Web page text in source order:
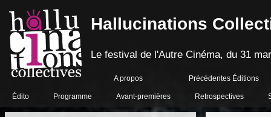
Hallucinations
Le festival de l'Autre Cinéma, du 31
A propos Précédentes Éditions
Édito Programme Avant-premières Retrospectives